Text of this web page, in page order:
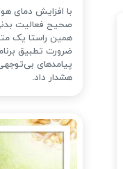
با افزایش دمای
صحیح فعالیت
همین راستا یک
ضرورت تطبیق
پیامدهای
هشدار داد.